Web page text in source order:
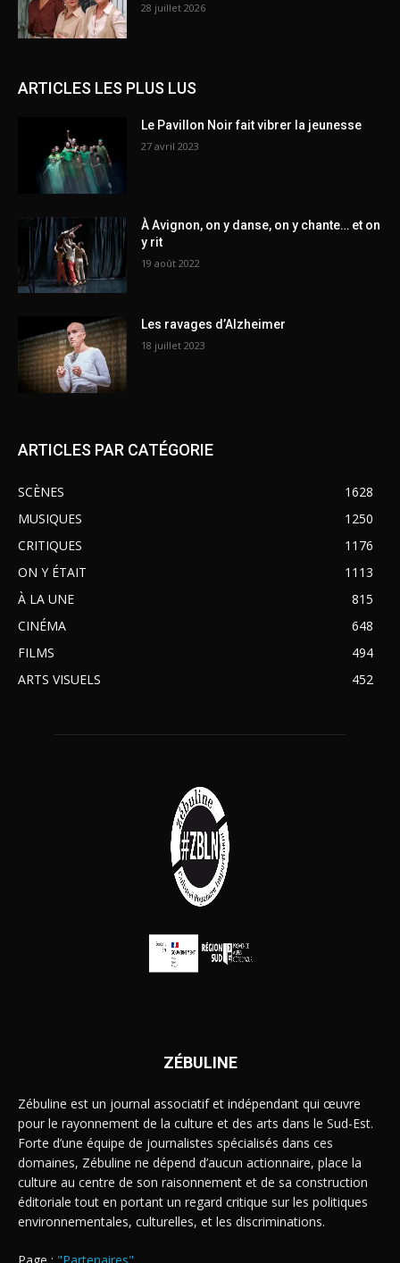
28 juillet 2026
ARTICLES LES PLUS LUS
Le Pavillon Noir fait vibrer la jeunesse
27 avril 2023
À Avignon, on y danse, on y chante… et on
y rit
19 août 2022
Les ravages d’Alzheimer
18 juillet 2023
ARTICLES PAR CATÉGORIE
SCÈNES
1628
MUSIQUES
1250
CRITIQUES
1176
ON Y ÉTAIT
1113
À LA UNE
815
CINÉMA
648
FILMS
494
ARTS VISUELS
452
ZÉBULINE
Zébuline est un journal associatif et indépendant qui œuvre
pour le rayonnement de la culture et des arts dans le Sud-Est.
Forte d’une équipe de journalistes spécialisés dans ces
domaines, Zébuline ne dépend d’aucun actionnaire, place la
culture au centre de son raisonnement et de sa construction
éditoriale tout en portant un regard critique sur les politiques
environnementales, culturelles, et les discriminations.